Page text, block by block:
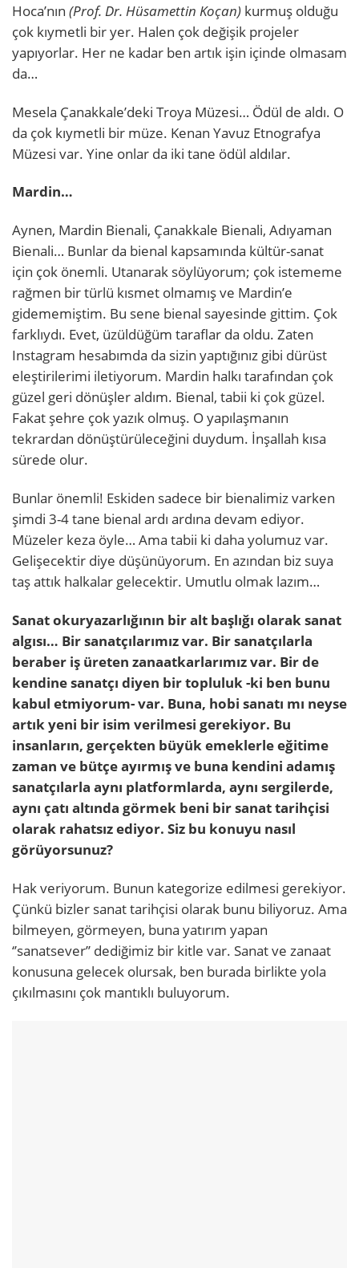
Hoca’nın (Prof. Dr. Hüsamettin Koçan) kurmuş olduğu
çok kıymetli bir yer. Halen çok değişik projeler
yapıyorlar. Her ne kadar ben artık işin içinde olmasam
da…
Mesela Çanakkale’deki Troya Müzesi… Ödül de aldı. O
da çok kıymetli bir müze. Kenan Yavuz Etnografya
Müzesi var. Yine onlar da iki tane ödül aldılar.
Mardin…
Aynen, Mardin Bienali, Çanakkale Bienali, Adıyaman
Bienali… Bunlar da bienal kapsamında kültür-sanat
için çok önemli. Utanarak söylüyorum; çok istememe
rağmen bir türlü kısmet olmamış ve Mardin’e
gidememiştim. Bu sene bienal sayesinde gittim. Çok
farklıydı. Evet, üzüldüğüm taraflar da oldu. Zaten
Instagram hesabımda da sizin yaptığınız gibi dürüst
eleştirilerimi iletiyorum. Mardin halkı tarafından çok
güzel geri dönüşler aldım. Bienal, tabii ki çok güzel.
Fakat şehre çok yazık olmuş. O yapılaşmanın
tekrardan dönüştürüleceğini duydum. İnşallah kısa
sürede olur.
Bunlar önemli! Eskiden sadece bir bienalimiz varken
şimdi 3-4 tane bienal ardı ardına devam ediyor.
Müzeler keza öyle… Ama tabii ki daha yolumuz var.
Gelişecektir diye düşünüyorum. En azından biz suya
taş attık halkalar gelecektir. Umutlu olmak lazım…
Sanat okuryazarlığının bir alt başlığı olarak sanat
algısı… Bir sanatçılarımız var. Bir sanatçılarla
beraber iş üreten zanaatkarlarımız var. Bir de
kendine sanatçı diyen bir topluluk -ki ben bunu
kabul etmiyorum- var. Buna, hobi sanatı mı neyse
artık yeni bir isim verilmesi gerekiyor. Bu
insanların, gerçekten büyük emeklerle eğitime
zaman ve bütçe ayırmış ve buna kendini adamış
sanatçılarla aynı platformlarda, aynı sergilerde,
aynı çatı altında görmek beni bir sanat tarihçisi
olarak rahatsız ediyor. Siz bu konuyu nasıl
görüyorsunuz?
Hak veriyorum. Bunun kategorize edilmesi gerekiyor.
Çünkü bizler sanat tarihçisi olarak bunu biliyoruz. Ama
bilmeyen, görmeyen, buna yatırım yapan
‘’sanatsever’’ dediğimiz bir kitle var. Sanat ve zanaat
konusuna gelecek olursak, ben burada birlikte yola
çıkılmasını çok mantıklı buluyorum.